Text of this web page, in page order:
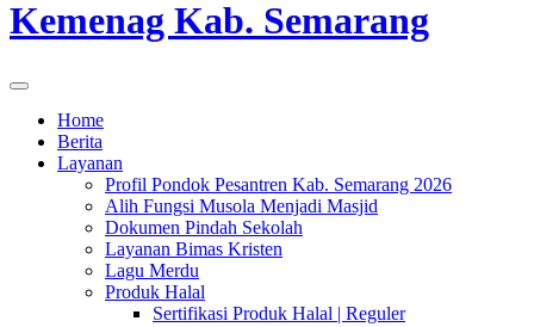
Kemenag Kab. Semarang
Home
Berita
Layanan
Profil Pondok Pesantren Kab. Semarang 2026
Alih Fungsi Musola Menjadi Masjid
Dokumen Pindah Sekolah
Layanan Bimas Kristen
Lagu Merdu
Produk Halal
Sertifikasi Produk Halal | Reguler